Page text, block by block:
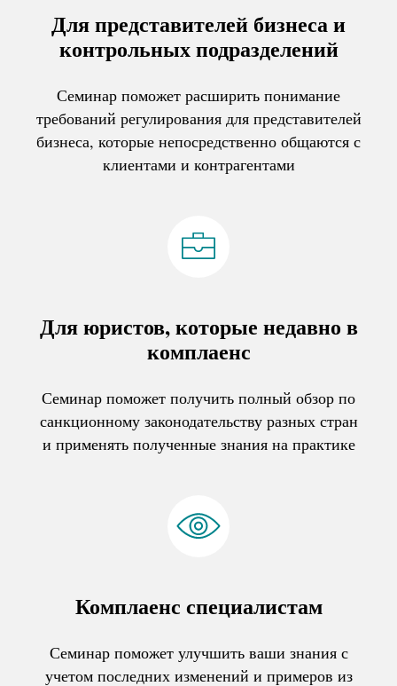
Для представителей бизнеса и
контрольных подразделений
Семинар поможет расширить понимание
требований регулирования для представителей
бизнеса, которые непосредственно общаются с
клиентами и контрагентами
Для юристов, которые недавно в
комплаенс
Семинар поможет получить полный обзор по
санкционному законодательству разных стран
и применять полученные знания на практике
Комплаенс специалистам
Семинар поможет улучшить ваши знания с
учетом последних изменений и примеров из